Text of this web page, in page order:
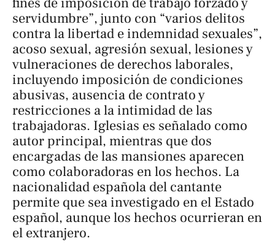
servidumbre”, junto con “varios delitos
contra la libertad e indemnidad sexuales”,
acoso sexual, agresión sexual, lesiones y
vulneraciones de derechos laborales,
incluyendo imposición de condiciones
abusivas, ausencia de contrato y
restricciones a la intimidad de las
trabajadoras. Iglesias es señalado como
autor principal, mientras que dos
encargadas de las mansiones aparecen
como colaboradoras en los hechos. La
nacionalidad española del cantante
permite que sea investigado en el Estado
español, aunque los hechos ocurrieran en
el extranjero.